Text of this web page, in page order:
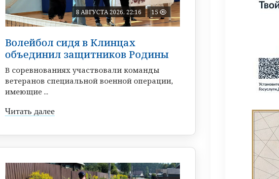
8 АВГУСТА 2026, 22:16 15
Волейбол сидя в Клинцах
объединил защитников Родины
В соревнованиях участвовали команды
ветеранов специальной военной операции,
имеющие ...
Читать далее